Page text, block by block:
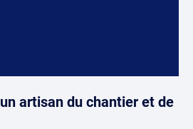
artisan du chantier et de